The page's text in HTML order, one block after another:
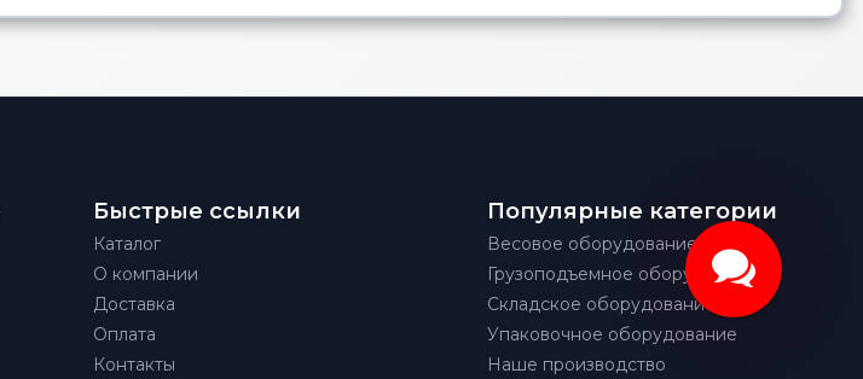
Быстрые ссылки
Каталог
О компании
Доставка
Оплата
Контакты
Популярные категории
Весовое оборудование
Грузоподъемное оборудование
Складское оборудование
Упаковочное оборудование
Наше производство